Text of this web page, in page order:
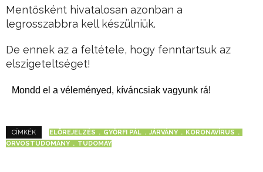
Mentősként hivatalosan azonban a
legrosszabbra kell készülniük.
De ennek az a feltétele, hogy fenntartsuk az
elszigeteltséget!
Mondd el a véleményed, kíváncsiak vagyunk rá!
CÍMKÉK ELŐREJELZÉS GYŐRFI PÁL JÁRVÁNY
KORONAVÍRUS
ORVOSTUDOMÁNY
TUDOMÁY